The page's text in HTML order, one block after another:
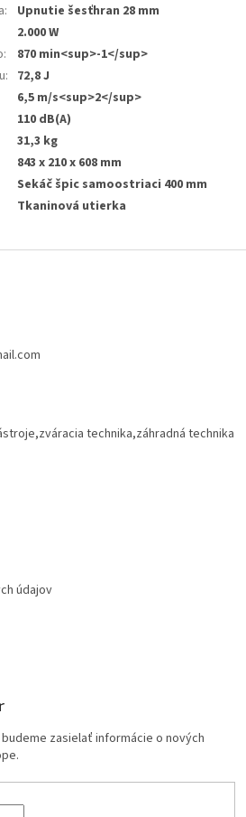
:
Upnutie šesťhran 28 mm
2.000 W
:
870 min<sup>-1</sup>
: 72,8 J
6,5 m/s<sup>2</sup>
110 dB(A)
31,3 kg
843 x 210 x 608 mm
Sekáč špic samoostriaci 400 mm
Tkaninová utierka
technika,záhradná technika
údajov
zasielať informácie o nových